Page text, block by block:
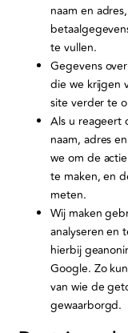
naam en
te vullen.
Gegevens
die we krijgen
site verder te
Als u reageert
naam, adres
we om de
te maken, en
meten.
Wij maken
analyseren en
hierbij
Google. Zo
van wie de
gewaarborgd.